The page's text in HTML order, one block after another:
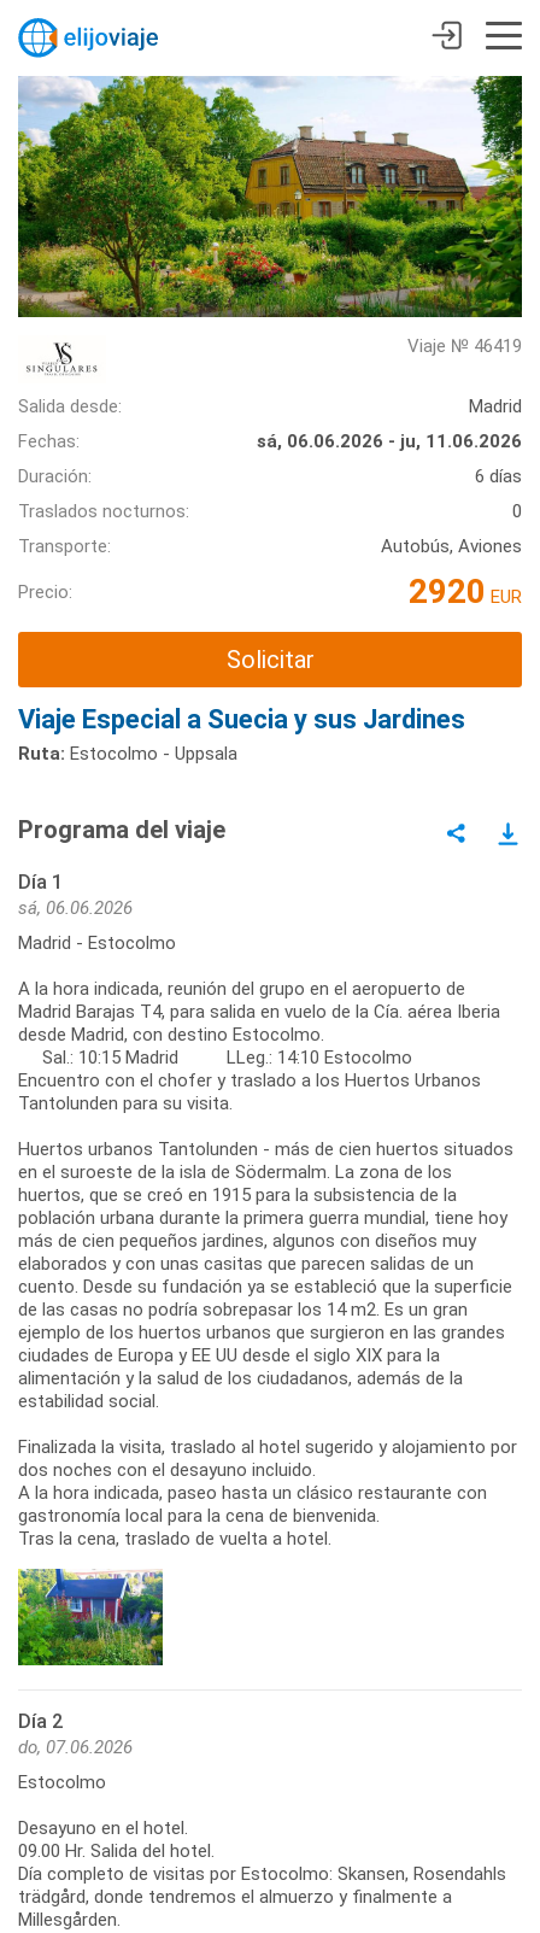
Viaje № 46419
Salida desde:
Madrid
Fechas:
sá, 06.06.2026 - ju, 11.06.2026
Duración:
6 días
Traslados nocturnos:
0
Transporte:
Autobús, Aviones
Precio: 2920 EUR
Solicitar
Viaje Especial a Suecia y sus Jardines
Ruta: Estocolmo - Uppsala
Programa del viaje
Día 1
sá, 06.06.2026
Madrid - Estocolmo
A la hora indicada, reunión del grupo en el aeropuerto de
Madrid Barajas T4, para salida en vuelo de la Cía. aérea Iberia
desde Madrid, con destino Estocolmo.
Sal.: 10:15 Madrid LLeg.: 14:10 Estocolmo
Encuentro con el chofer y traslado a los Huertos Urbanos
Tantolunden para su visita.
Huertos urbanos Tantolunden - más de cien huertos situados
en el suroeste de la isla de Södermalm. La zona de los
huertos, que se creó en 1915 para la subsistencia de la
población urbana durante la primera guerra mundial, tiene hoy
más de cien pequeños jardines, algunos con diseños muy
elaborados y con unas casitas que parecen salidas de un
cuento. Desde su fundación ya se estableció que la superficie
de las casas no podría sobrepasar los 14 m2. Es un gran
ejemplo de los huertos urbanos que surgieron en las grandes
ciudades de Europa y EE UU desde el siglo XIX para la
alimentación y la salud de los ciudadanos, además de la
estabilidad social.
Finalizada la visita, traslado al hotel sugerido y alojamiento por
dos noches con el desayuno incluido.
A la hora indicada, paseo hasta un clásico restaurante con
gastronomía local para la cena de bienvenida.
Tras la cena, traslado de vuelta a hotel.
Día 2
do, 07.06.2026
Estocolmo
Desayuno en el hotel.
09.00 Hr. Salida del hotel.
Día completo de visitas por Estocolmo: Skansen, Rosendahls
trädgård, donde tendremos el almuerzo y finalmente a
Millesgården.